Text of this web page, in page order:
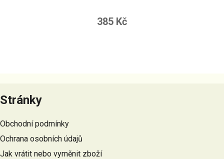
385 Kč
á
p
a
t
í
Stránky
Obchodní podmínky
Ochrana osobních údajů
Jak vrátit nebo vyměnit zboží